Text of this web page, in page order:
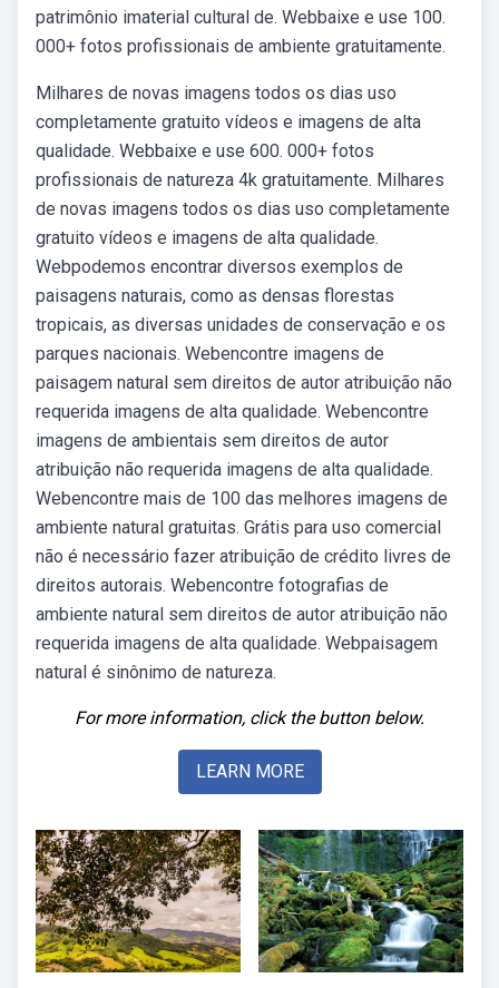
patrimônio imaterial cultural de. Webbaixe e use 100.
000+ fotos profissionais de ambiente gratuitamente.
Milhares de novas imagens todos os dias uso
completamente gratuito vídeos e imagens de alta
qualidade. Webbaixe e use 600. 000+ fotos
profissionais de natureza 4k gratuitamente. Milhares
de novas imagens todos os dias uso completamente
gratuito vídeos e imagens de alta qualidade.
Webpodemos encontrar diversos exemplos de
paisagens naturais, como as densas florestas
tropicais, as diversas unidades de conservação e os
parques nacionais. Webencontre imagens de
paisagem natural sem direitos de autor atribuição não
requerida imagens de alta qualidade. Webencontre
imagens de ambientais sem direitos de autor
atribuição não requerida imagens de alta qualidade.
Webencontre mais de 100 das melhores imagens de
ambiente natural gratuitas. Grátis para uso comercial
não é necessário fazer atribuição de crédito livres de
direitos autorais. Webencontre fotografias de
ambiente natural sem direitos de autor atribuição não
requerida imagens de alta qualidade. Webpaisagem
natural é sinônimo de natureza.
For more information, click the button below.
LEARN MORE